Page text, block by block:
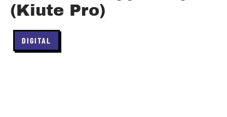
(Kiute Pro)
DIGITAL